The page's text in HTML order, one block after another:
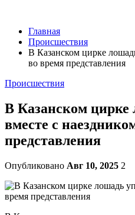
Главная
Происшествия
В Казанском цирке
во время представления
Происшествия
В Казанском цирке
вместе с
представления
Опубликовано Авг 10, 2025 2